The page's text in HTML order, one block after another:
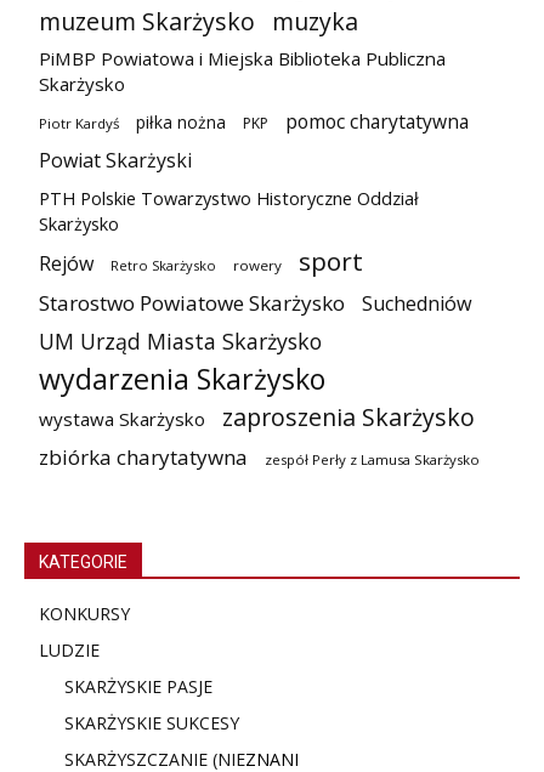
muzeum Skarżysko
muzyka
PiMBP Powiatowa i Miejska Biblioteka Publiczna
Skarżysko
Piotr Kardyś piłka nożna PKP
pomoc charytatywna
Powiat Skarżyski
PTH Polskie Towarzystwo Historyczne Oddział
Skarżysko
Rejów Retro Skarżysko rowery sport
Starostwo Powiatowe Skarżysko Suchedniów
UM Urząd Miasta Skarżysko
wydarzenia Skarżysko
wystawa Skarżysko zaproszenia Skarżysko
zbiórka charytatywna zespół Perły z Lamusa Skarżysko
KATEGORIE
KONKURSY
LUDZIE
SKARŻYSKIE PASJE
SKARŻYSKIE SUKCESY
SKARŻYSZCZANIE (NIEZNANI